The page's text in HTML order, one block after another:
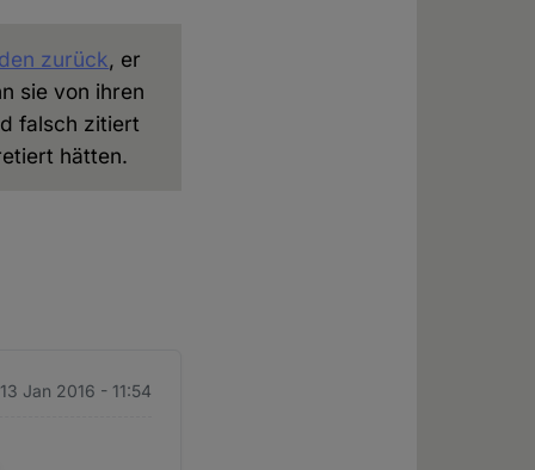
zurück, er
sie von ihren
falsch zitiert
hätten.
Jan 2016 - 11:54